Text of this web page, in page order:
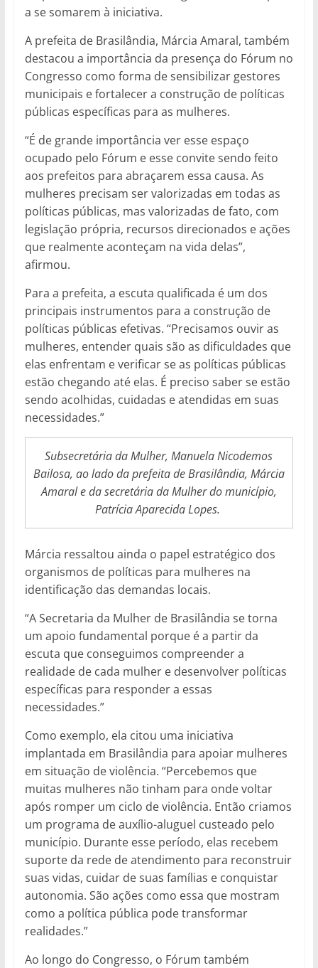
a se somarem à iniciativa.
A prefeita de Brasilândia, Márcia Amaral, também
destacou a importância da presença do Fórum no
Congresso como forma de sensibilizar gestores
municipais e fortalecer a construção de políticas
públicas específicas para as mulheres.
“É de grande importância ver esse espaço
ocupado pelo Fórum e esse convite sendo feito
aos prefeitos para abraçarem essa causa. As
mulheres precisam ser valorizadas em todas as
políticas públicas, mas valorizadas de fato, com
legislação própria, recursos direcionados e ações
que realmente aconteçam na vida delas”,
afirmou.
Para a prefeita, a escuta qualificada é um dos
principais instrumentos para a construção de
políticas públicas efetivas. “Precisamos ouvir as
mulheres, entender quais são as dificuldades que
elas enfrentam e verificar se as políticas públicas
estão chegando até elas. É preciso saber se estão
sendo acolhidas, cuidadas e atendidas em suas
necessidades.”
Subsecretária da Mulher, Manuela Nicodemos
Bailosa, ao lado da prefeita de Brasilândia, Márcia
Amaral e da secretária da Mulher do município,
Patrícia Aparecida Lopes.
Márcia ressaltou ainda o papel estratégico dos
organismos de políticas para mulheres na
identificação das demandas locais.
“A Secretaria da Mulher de Brasilândia se torna
um apoio fundamental porque é a partir da
escuta que conseguimos compreender a
realidade de cada mulher e desenvolver políticas
específicas para responder a essas
necessidades.”
Como exemplo, ela citou uma iniciativa
implantada em Brasilândia para apoiar mulheres
em situação de violência. “Percebemos que
muitas mulheres não tinham para onde voltar
após romper um ciclo de violência. Então criamos
um programa de auxílio-aluguel custeado pelo
município. Durante esse período, elas recebem
suporte da rede de atendimento para reconstruir
suas vidas, cuidar de suas famílias e conquistar
autonomia. São ações como essa que mostram
como a política pública pode transformar
realidades.”
Ao longo do Congresso, o Fórum também